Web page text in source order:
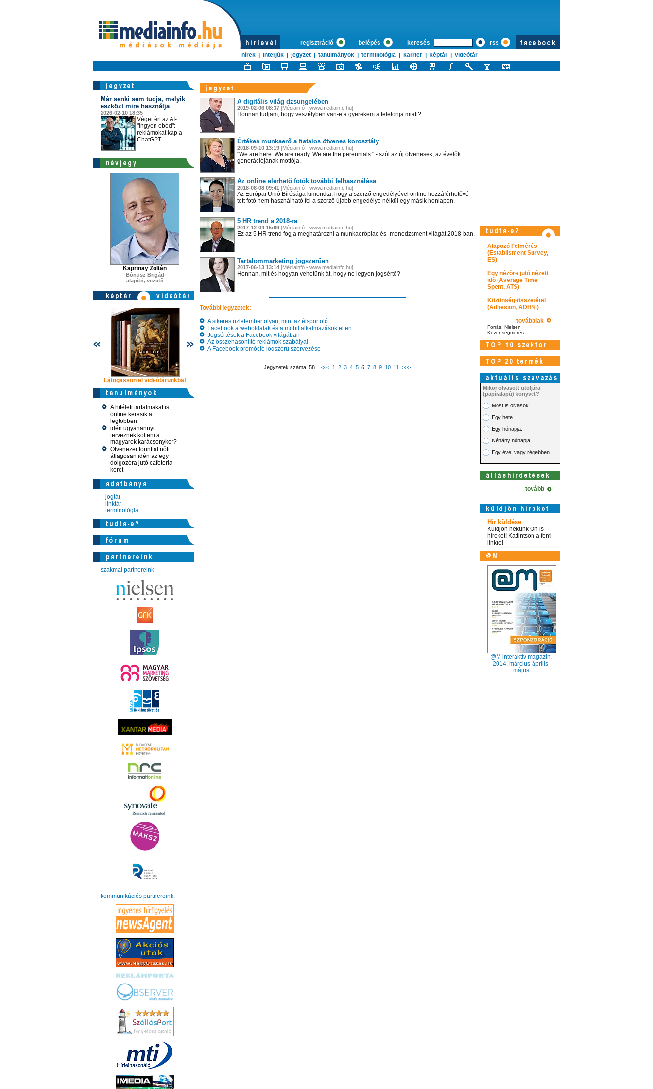
regisztráció belépés keresés
rss
hírek
interjúk jegyzet tanulmányok terminológia karrier képtár videótár
Már senki sem tudja, melyik
eszközt mire használja
2026-02-10 18:35
Véget ért az AI-
"ingyen ebéd":
reklámokat kap a
ChatGPT.
Kaprinay Zoltán
Bónusz Brigád
alapító, vezető
Látogasson el videótárunkba! Látogasson el videótárunkba!
A hitéleti tartalmakat is
online keresik a
legtöbben
idén ugyanannyit
terveznek költeni a
magyarok karácsonykor?
Ötvenezer forinttal nőtt
átlagosan idén az egy
dolgozóra jutó cafeteria
keret
jogtár
linktár
terminológia
szakmai partnereink:
kommunikációs partnereink:
A digitális világ dzsungelében
2019-02-06 08:37[Médiainfó - www.mediainfo.hu]
Honnan tudjam, hogy veszélyben van-e a gyerekem a telefonja miatt?
Értékes munkaerő a fiatalos ötvenes korosztály
2018-09-10 13:19[Médiainfó - www.mediainfo.hu]
"We are here. We are ready. We are the perennials." - szól az új ötvenesek, az évelők
generációjának mottója.
Az online elérhető fotók további felhasználása
2018-08-08 09:41 [Médiainfó - www.mediainfo.hu]
Az Európai Unió Bírósága kimondta, hogy a szerző engedélyével online hozzáférhetővé
tett fotó nem használható fel a szerző újabb engedélye nélkül egy másik honlapon.
5 HR trend a 2018-ra
2017-12-04 15:09[Médiainfó - www.mediainfo.hu]
Ez az 5 HR trend fogja meghatározni a munkaerőpiac és -menedzsment világát 2018-ban.
Tartalommarketing jogszerűen
2017-06-13 13:14[Médiainfó - www.mediainfo.hu]
Honnan, mit és hogyan vehetünk át, hogy ne legyen jogsértő?
További jegyzetek:
A sikeres üzletember olyan, mint az élsportoló
Facebook a weboldalak és a mobil alkalmazások ellen
Jogsértések a Facebook világában
Az összehasonlító reklámok szabályai
A Facebook promóció jogszerű szervezése
Jegyzetek száma: 58 <<< 1 2 3 4 5 6 7 8 9 10 11 >>>
Alapozó Felmérés
(Establisment Survey,
ES)
Egy nézőre jutó nézett
idő (Average Time
Spent, ATS)
Közönség-összetétel
(Adhesion, ADH%)
továbbiak
Forrás: Nielsen
Közönségmérés
Mikor olvasott utoljára
(papíralapú) könyvet?
Most is olvasok.
Egy hete.
Egy hónapja.
Néhány hónapja.
Egy éve, vagy régebben.
tovább
Hír küldése
Küldjön nekünk Ön is
híreket! Kattintson a fenti
linkre!
@M interaktív magazin,
2014. március-április-
május